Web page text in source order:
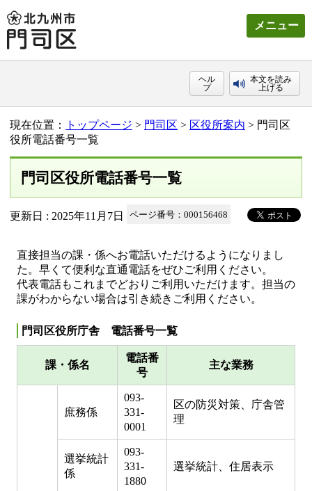
メニュー
ヘル
プ
本文を読み
上げる
現在位置： トップページ > 門司区 > 区役所案内 > 門司区
役所電話番号一覧
門司区役所電話番号一覧
更新日 : 2025年11月7日 ページ番号：000156468
直接担当の課・係へお電話いただけるようになりまし
た。早くて便利な直通電話をぜひご利用ください。
代表電話もこれまでどおりご利用いただけます。担当の
課がわからない場合は引き続きご利用ください。
門司区役所庁舎 電話番号一覧
課・係名
電話番
号
主な業務
庶務係
093-
331-
0001
区の防災対策、庁舎管
理
選挙統計
係
093-
331-
1880
選挙統計、住居表示